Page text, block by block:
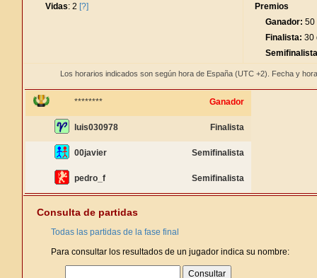
Vidas: 2 [?]
Premios
Ganador: 50
Finalista: 30
Los horarios indicados son según hora de España (UTC +2). Fecha y
******** Ganador
luis030978 Finalista
00javier Semifinalista
pedro_f Semifinalista
Consulta de partidas
Todas las partidas de la fase final
Para consultar los resultados de un jugador indica su nombre: